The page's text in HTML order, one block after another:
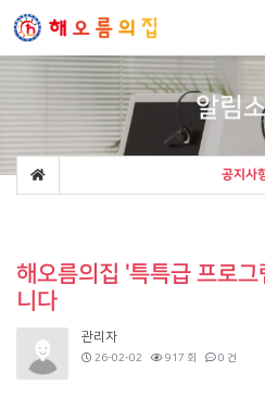
알림
공지사
해오름의집 '특특급 프로
니다
관리자
26-02-02 917 회 0 건